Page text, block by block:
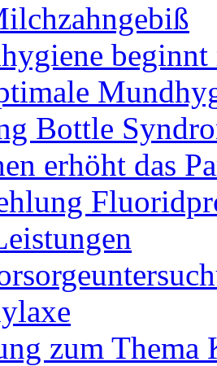
beginnt
Bottle
erhöht das
zum Thema